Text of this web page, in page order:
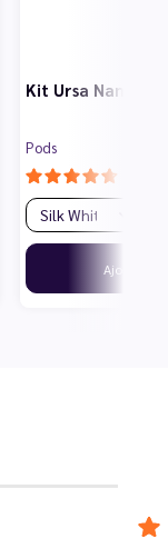
Kit Ursa Nano 3 -
Pods
Ajouter